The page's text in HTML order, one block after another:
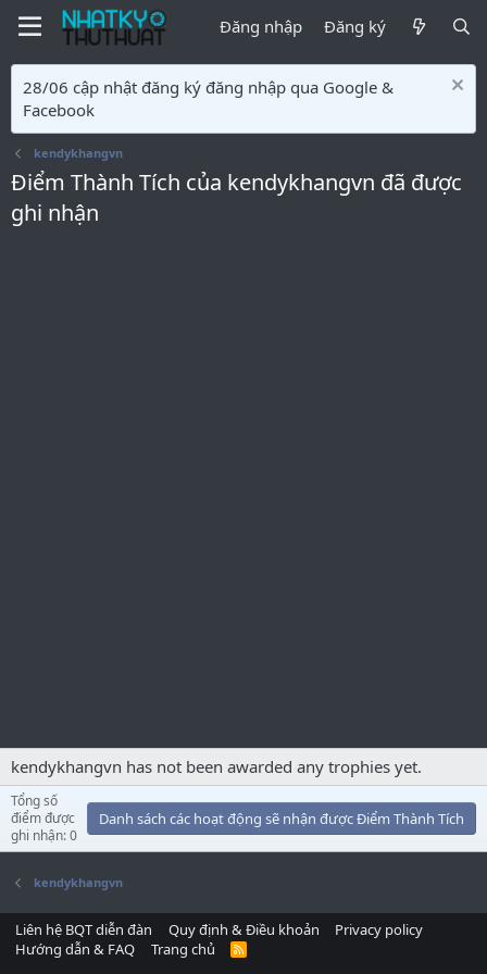
Đăng nhập Đăng ký
28/06 cập nhật đăng ký đăng nhập qua Google &
Facebook
kendykhangvn
Điểm Thành Tích của kendykhangvn đã được
ghi nhận
kendykhangvn has not been awarded any trophies yet.
Tổng số
điểm được
ghi nhận: 0
Danh sách các hoạt động sẽ nhận được Điểm Thành Tích
kendykhangvn
Liên hệ BQT diễn đàn Quy định & Điều khoản
Privacy policy
Hướng dẫn & FAQ
Trang chủ
R